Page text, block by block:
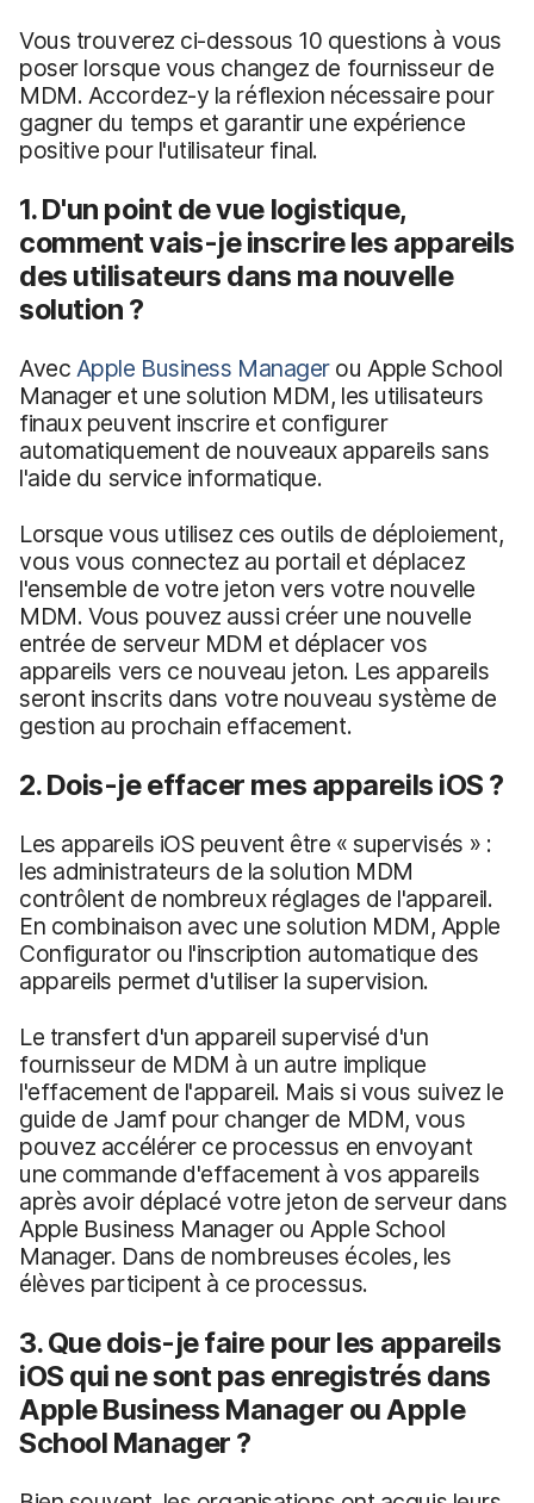
Vous trouverez ci-dessous 10 questions à vous
poser lorsque vous changez de fournisseur de
MDM. Accordez-y la réflexion nécessaire pour
gagner du temps et garantir une expérience
positive pour l'utilisateur final.
1. D'un point de vue logistique,
comment vais-je inscrire les appareils
des utilisateurs dans ma nouvelle
solution ?
Avec Apple Business Managerou Apple School
Manager et une solution MDM, les utilisateurs
finaux peuvent inscrire et configurer
automatiquement de nouveaux appareils sans
l'aide du service informatique.
Lorsque vous utilisez ces outils de déploiement,
vous vous connectez au portail et déplacez
l'ensemble de votre jeton vers votre nouvelle
MDM. Vous pouvez aussi créer une nouvelle
entrée de serveur MDM et déplacer vos
appareils vers ce nouveau jeton. Les appareils
seront inscrits dans votre nouveau système de
gestion au prochain effacement.
2. Dois-je effacer mes appareils iOS ?
Les appareils iOS peuvent être « supervisés » :
les administrateurs de la solution MDM
contrôlent de nombreux réglages de l'appareil.
En combinaison avec une solution MDM, Apple
Configurator ou l'inscription automatique des
appareils permet d'utiliser la supervision.
Le transfert d'un appareil supervisé d'un
fournisseur de MDM à un autre implique
l'effacement de l'appareil. Mais si vous suivez le
guide de Jamf pour changer de MDM, vous
pouvez accélérer ce processus en envoyant
une commande d'effacement à vos appareils
après avoir déplacé votre jeton de serveur dans
Apple Business Manager ou Apple School
Manager. Dans de nombreuses écoles, les
élèves participent à ce processus.
3. Que dois-je faire pour les appareils
iOS qui ne sont pas enregistrés dans
Apple Business Manager ou Apple
School Manager ?